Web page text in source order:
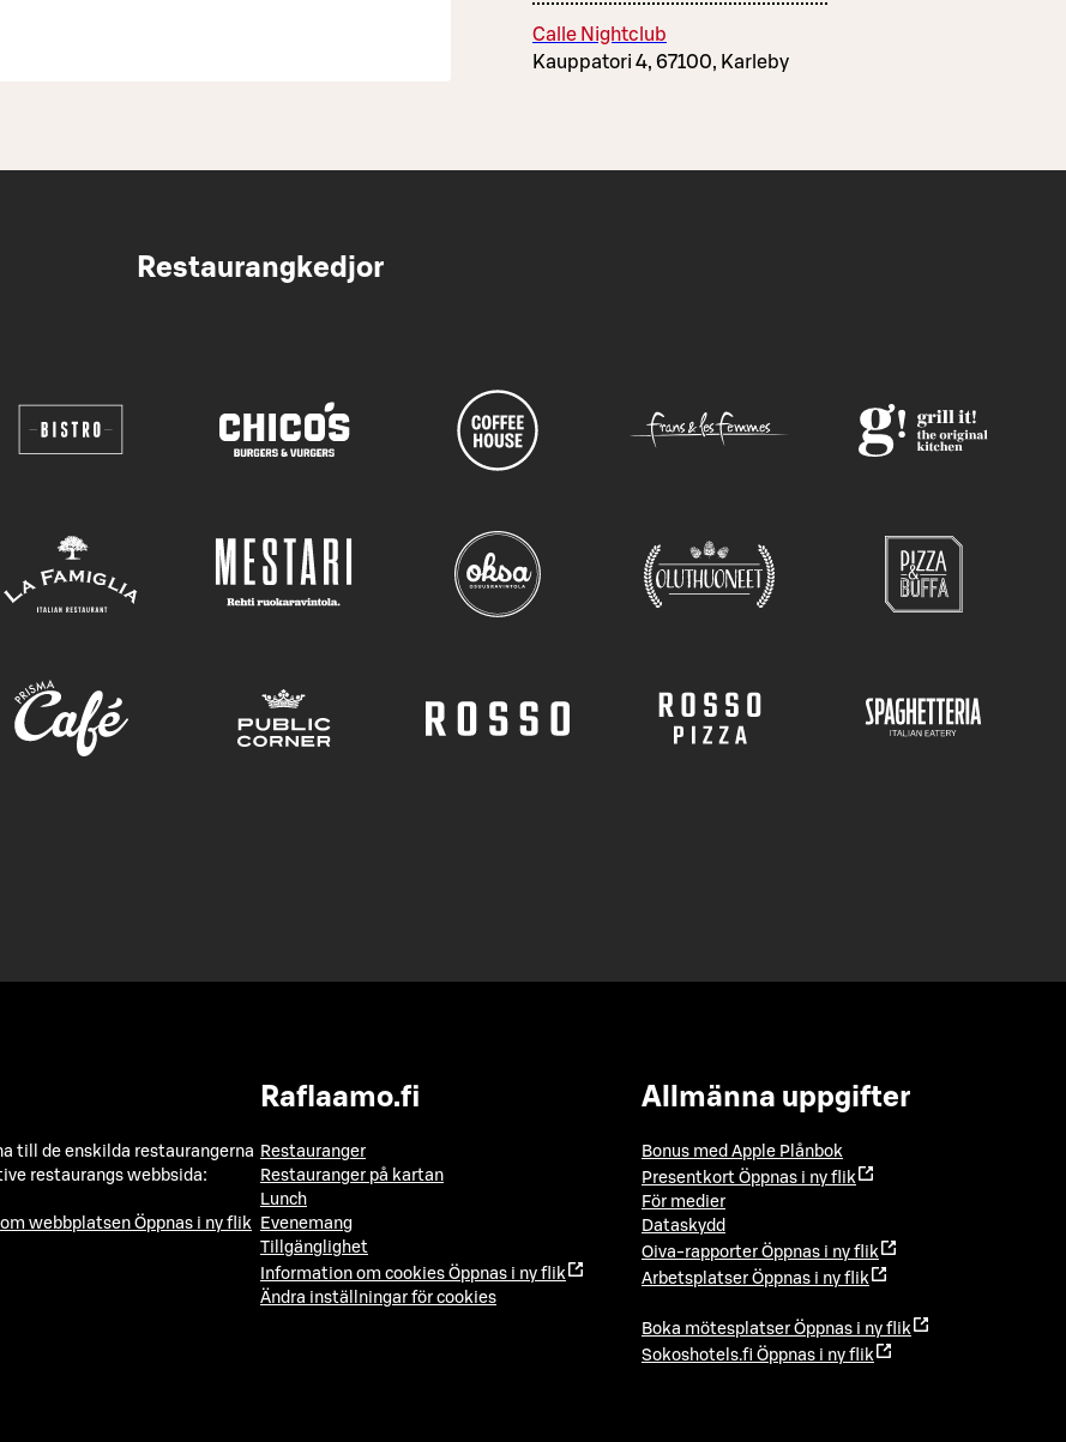
Calle Nightclub
Kauppatori 4, 67100, Karleby
Restaurangkedjor
till de enskilda restaurangerna
restaurangs webbsida:
webbplatsen Öppnas i ny flik
Raflaamo.fi
Restauranger
Restauranger på kartan
Lunch
Evenemang
Tillgänglighet
Information om cookies Öppnas i ny flik
Ändra inställningar för cookies
Allmänna uppgifter
Bonus med Apple Plånbok
Presentkort Öppnas i ny flik
För medier
Dataskydd
Oiva-rapporter Öppnas i ny flik
Arbetsplatser Öppnas i ny flik
Boka mötesplatser Öppnas i ny flik
Sokoshotels.fi Öppnas i ny flik